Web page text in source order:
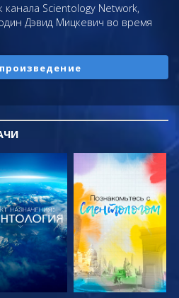
канала Scientology Network,
Дэвид Мицкевич во время